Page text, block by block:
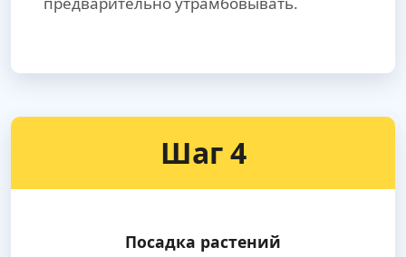
Шаг 4
Посадка растений